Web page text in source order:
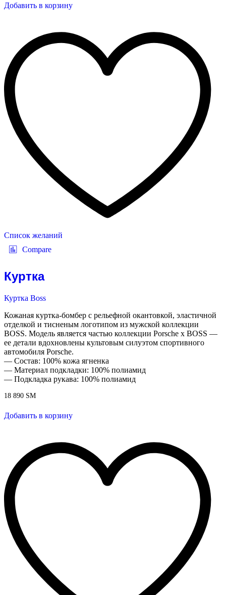
Добавить в корзину
Список желаний
Compare
Куртка
Куртка Boss
Кожаная куртка-бомбер с рельефной окантовкой, эластичной
отделкой и тисненым логотипом из мужской коллекции
BOSS. Модель является частью коллекции Porsche x BOSS —
ее детали вдохновлены культовым силуэтом спортивного
автомобиля Porsche.
— Состав: 100% кожа ягненка
— Материал подкладки: 100% полиамид
— Подкладка рукава: 100% полиамид
18 890 ЅМ
Добавить в корзину